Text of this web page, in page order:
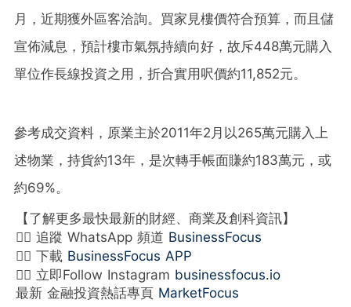
月，近期獲外區客洽詢。買家見樓價符合預算，而且儲
宣佈減息，預計樓市氣氛持續向好，故斥448萬元購入
單位作長線投資之用，折合實用呎價約11,852元。
參考成交資料，原業主於2011年2月以265萬元購入上
述物業，持貨約13年，是次轉手帳面賺約183萬元，或
約69%。
【了解更多最快最新的財經、商業及創科資訊】
👉🏻 追蹤 WhatsApp 頻道 BusinessFocus
👉🏻 下載 BusinessFocus APP
👉🏻 立即Follow Instagram businessfocus.io
最新 金融投資熱話專頁 MarketFocus